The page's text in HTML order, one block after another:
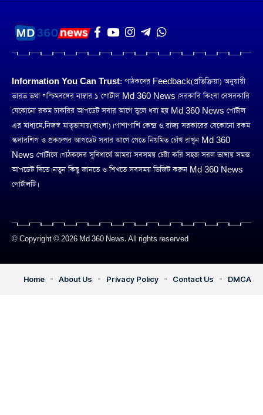
Information You Can Trust: পাঠকদের Feedback(প্রতিক্রিয়া) অনুয়ায়ী
ভারত তথা পশ্চিমবঙ্গের নাম্বার ১ পোর্টাল Md 360 News। সরকারি কিংবা বেসরকারি
যেকোনো রকম চাকরির আপডেট সবার আগে তুলে ধরা হয় Md 360 News পোর্টাল
এর মাধ্যমে,নিজস্ব মাতৃভাষায়(বাংলা)। পাশাপাশি কেন্দ্র ও রাজ্য সরকারের যেকোনো রকম
স্কলারশিপ ও প্রকল্পের আপডেট সবার আগে পেতে নিয়মিত চোঁখ রাখুন Md 360
News পোর্টালে। পাঠকদের সুবিধার্থে আমরা সবসময় চেষ্টা করি সহজ সরল ভাষায় সমস্ত
আপডেট দিতে। নতুন কিছু জানতে ও শিখতে সবসময় ভিজিট করুন Md 360 News
পোর্টালটি।
© Copyright © 2026 Md 360 News. All rights reserved
Home About Us Privacy Policy Contact Us DMCA